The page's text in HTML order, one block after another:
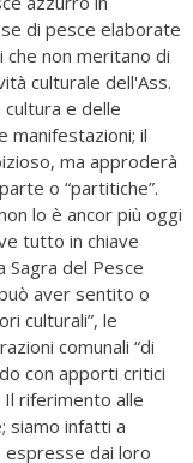
di pesce elaborate
non meritano di
culturale dell'Ass.
cultura e delle
manifestazioni; il
ma approderà
o “partitiche”.
lo è ancor più oggi
tutto in chiave
Sagra del Pesce
aver sentito o
culturali”, le
comunali “di
con apporti critici
riferimento alle
siamo infatti a
espresse dai loro